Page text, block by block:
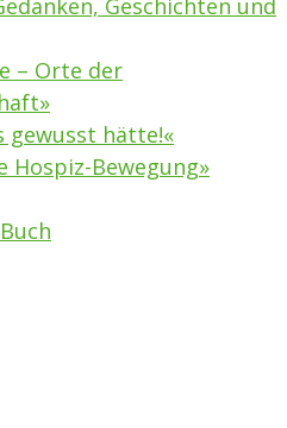
Geschichten und
– Orte der
gewusst hätte!«
Hospiz-Bewegung»